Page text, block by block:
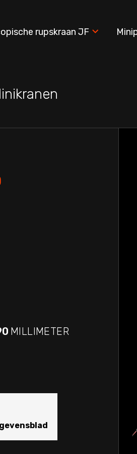
rupskraan JF
MILLIMETER